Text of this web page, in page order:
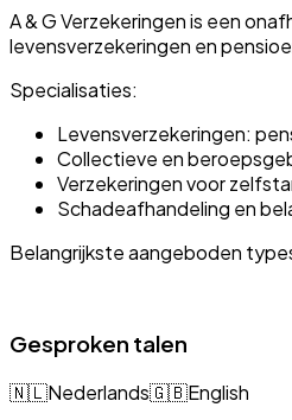
A & G Verzekeringen is een
levensverzekeringen en
Specialisaties:
Levensverzekeringen:
Collectieve en
Verzekeringen voor
Schadeafhandeling en
Belangrijkste aangeboden
Gesproken talen
🇳🇱Nederlands🇬🇧English